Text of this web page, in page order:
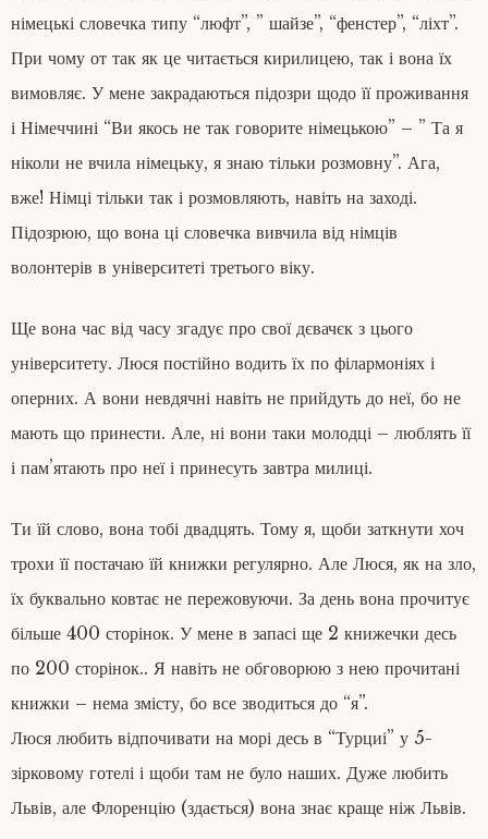
німецькі словечка типу “люфт”, ” шайзе”, “фенстер”, “ліхт”.
При чому от так як це читається кирилицею, так і вона їх
вимовляє. У мене закрадаються підозри щодо її проживання
і Німеччині “Ви якось не так говорите німецькою” – ” Та я
ніколи не вчила німецьку, я знаю тільки розмовну”. Ага,
вже! Німці тільки так і розмовляють, навіть на заході.
Підозрюю, що вона ці словечка вивчила від німців
волонтерів в університеті третього віку.
Ще вона час від часу згадує про свої дєвачєк з цього
університету. Люся постійно водить їх по філармоніях і
оперних. А вони невдячні навіть не прийдуть до неї, бо не
мають що принести. Але, ні вони таки молодці – люблять її
і пам’ятають про неї і принесуть завтра милиці.
Ти їй слово, вона тобі двадцять. Тому я, щоби заткнути хоч
трохи її постачаю їй книжки регулярно. Але Люся, як на зло,
їх буквально ковтає не пережовуючи. За день вона прочитує
більше 400 сторінок. У мене в запасі ще 2 книжечки десь
по 200 сторінок.. Я навіть не обговорюю з нею прочитані
книжки – нема змісту, бо все зводиться до “я”.
Люся любить відпочивати на морі десь в “Турциі” у 5-
зірковому готелі і щоби там не було наших. Дуже любить
Львів, але Флоренцію (здається) вона знає краще ніж Львів.